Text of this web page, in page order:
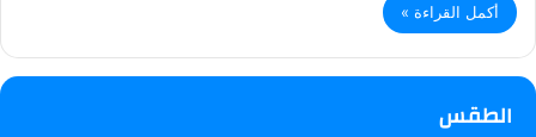
أكمل القراءة »
الطقس